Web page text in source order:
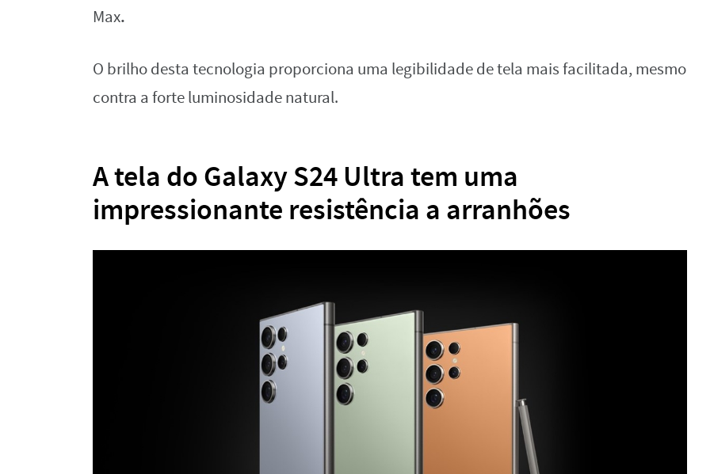
Max.
O brilho desta tecnologia proporciona uma legibilidade de tela mais facilitada, mesmo
contra a forte luminosidade natural.
A tela do Galaxy S24 Ultra tem uma
impressionante resistência a arranhões